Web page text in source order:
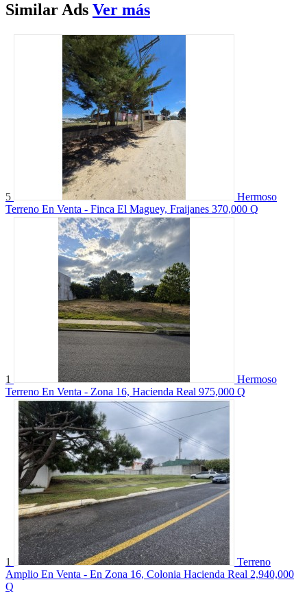
Similar Ads Ver más
5
Hermoso
Terreno En Venta - Finca El Maguey, Fraijanes 370,000 Q
1
Hermoso
Terreno En Venta - Zona 16, Hacienda Real 975,000 Q
1
Terreno
Amplio En Venta - En Zona 16, Colonia Hacienda Real 2,940,000
Q